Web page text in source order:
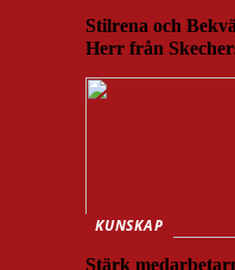
Stilrena och
Herr från
KUNSKAP
Stärk